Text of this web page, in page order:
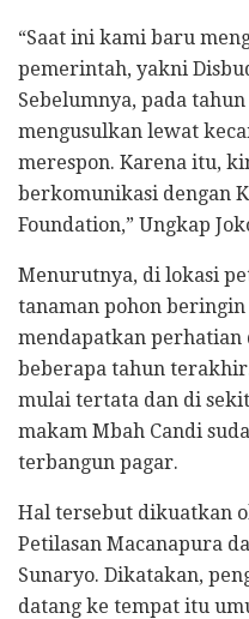
“Saat ini kami baru
pemerintah, yakni
Sebelumnya, pada
mengusulkan lewat
merespon. Karena itu,
berkomunikasi dengan
Foundation,” Ungkap
Menurutnya, di lokasi
tanaman pohon
mendapatkan perhatian
beberapa tahun
mulai tertata dan di
makam Mbah Candi
terbangun pagar.
Hal tersebut dikuatkan
Petilasan Macanapura
Sunaryo. Dikatakan,
datang ke tempat itu